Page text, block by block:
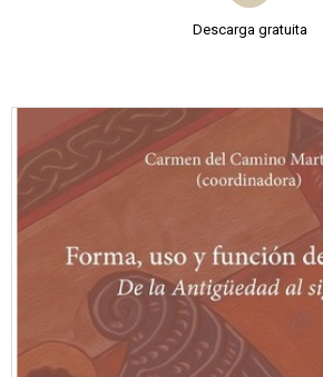
Descarga gratuita